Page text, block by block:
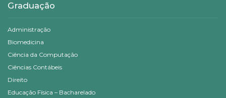
Graduação
Administração
Biomedicina
Ciência da Computação
Ciências Contábeis
Direito
Educação Física – Bacharelado